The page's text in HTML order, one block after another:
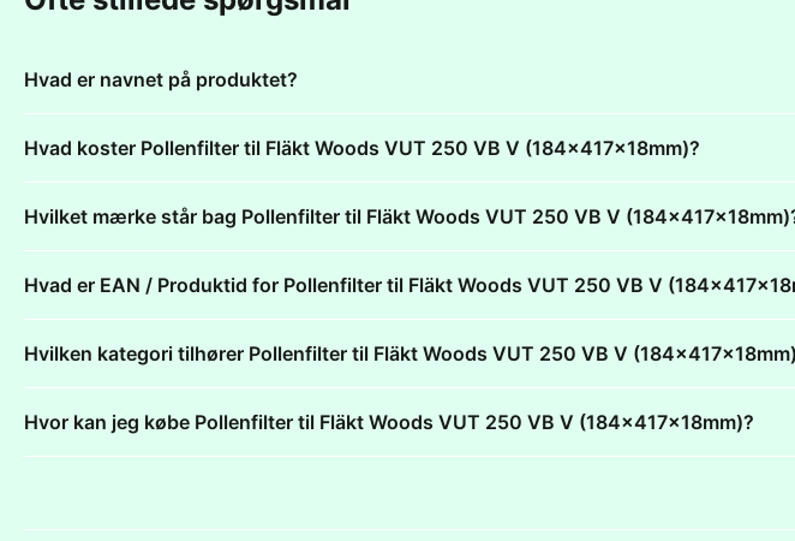
Hvad er navnet på produktet?
Hvad koster Pollenfilter til Fläkt Woods VUT 250 VB V (184x417x18mm)?
Hvilket mærke står bag Pollenfilter til Fläkt Woods VUT 250 VB V
Hvad er EAN / Produktid for Pollenfilter til Fläkt Woods VUT 250 VB V
Hvilken kategori tilhører Pollenfilter til Fläkt Woods VUT 250 VB V
Hvor kan jeg købe Pollenfilter til Fläkt Woods VUT 250 VB V (184x417x18mm)?